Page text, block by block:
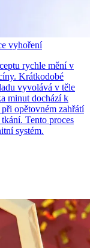
vyhoření
rychle mění v
Krátkodobé
vyvolává v těle
minut dochází k
opětovném zahřátí
Tento proces
systém.